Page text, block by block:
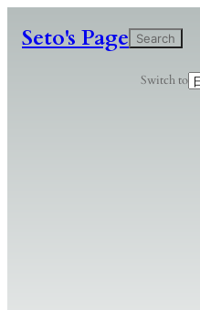
Seto's Page 検
索
Search
Switch to言
語